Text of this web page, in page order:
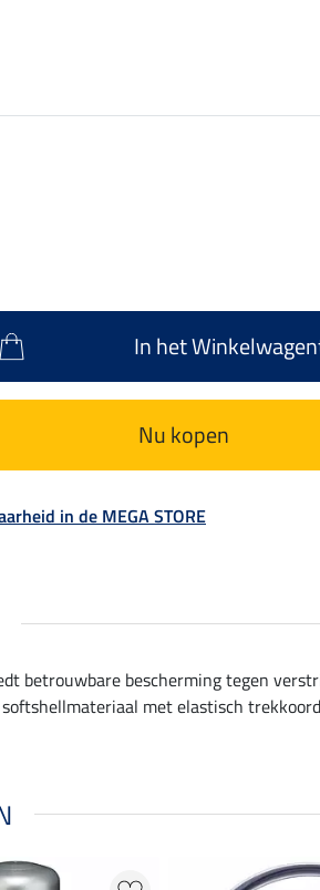
In het
Nu kopen
in de MEGA STORE
betrouwbare bescherming tegen
met elastisch